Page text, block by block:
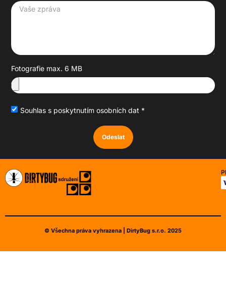
Fotografie max. 6 MB
Souhlas s poskytnutím osobních dat *
Odeslat
© Všechna práva vyhrazena | DirtyBug s.r.o. 2025